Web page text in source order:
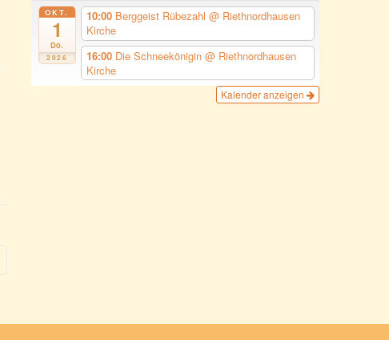
OKT.
1
Do.
2026
10:00 Berggeist Rübezahl @ Riethnordhausen
Kirche
16:00 Die Schneekönigin @ Riethnordhausen
Kirche
Kalender anzeigen